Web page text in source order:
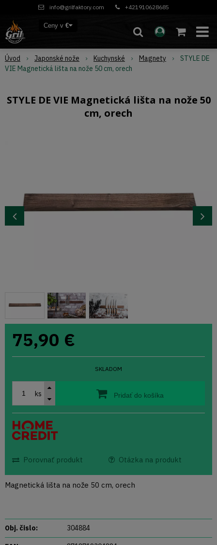
info@grilfaktory.com +421910628685
Ceny v €
Úvod Japonské nože Kuchynské Magnety
STYLE DE
VIE Magnetická lišta na nože 50 cm, orech
STYLE DE VIE Magnetická lišta na nože 50
cm, orech
75,90 €
SKLADOM
ks Pridať do košíka
Porovnať produkt Otázka na produkt
Magnetická lišta na nože 50 cm, orech
Obj. čislo: 304884